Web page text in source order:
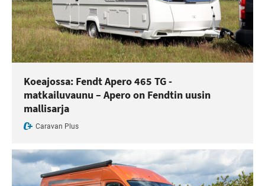
Koeajossa: Fendt Apero 465 TG -
matkailuvaunu – Apero on Fendtin uusin
mallisarja
Caravan Plus